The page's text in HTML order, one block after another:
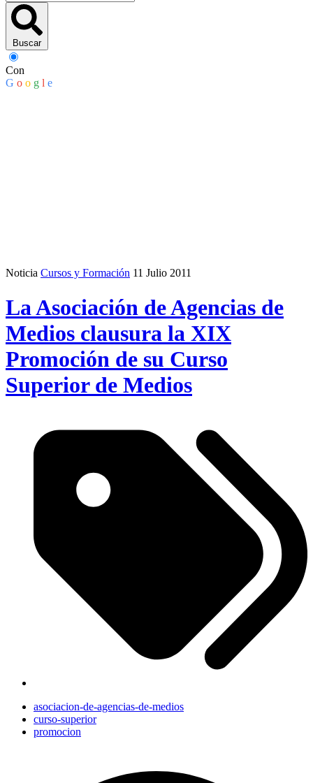
Buscar
Con
G o o g l e
Noticia Cursos y Formación 11 Julio 2011
La Asociación de Agencias de
Medios clausura la XIX
Promoción de su Curso
Superior de Medios
asociacion-de-agencias-de-medios
curso-superior
promocion